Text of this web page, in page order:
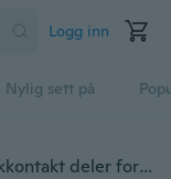
Logg inn
Nylig sett på
12V 120W sigarettenner stikkontakt stikkontakt deler for biler Motor Auto